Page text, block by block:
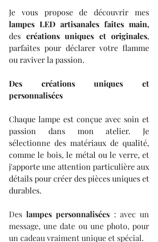
lampes LED artisanales faites main,
des créations uniques et originales,
parfaites pour déclarer votre flamme
ou raviver la passion.
Des créations uniques et
personnalisées
Chaque lampe est conçue avec soin et
passion dans mon atelier. Je
sélectionne des matériaux de qualité,
comme le bois, le métal ou le verre, et
j'apporte une attention particulière aux
détails pour créer des pièces uniques et
durables.
Des lampes personnalisées : avec un
message, une date ou une photo, pour
un cadeau vraiment unique et spécial.